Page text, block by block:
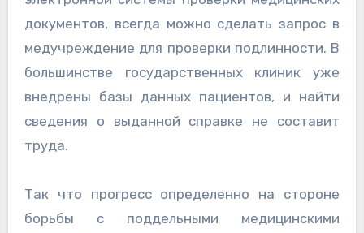
документов, всегда можно сделать запрос в
медучреждение для проверки подлинности. В
большинстве государственных клиник уже
внедрены базы данных пациентов, и найти
сведения о выданной справке не составит
труда.
Так что прогресс определенно на стороне
борьбы с поддельными медицинскими